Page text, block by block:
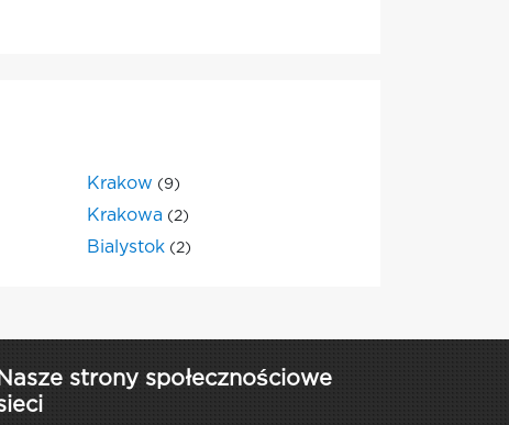
Krakow (9)
Krakowa (2)
Bialystok (2)
Nasze strony społecznościowe